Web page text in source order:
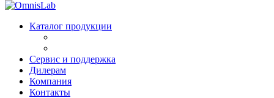
Каталог продукции
Сервис и поддержка
Дилерам
Компания
Контакты